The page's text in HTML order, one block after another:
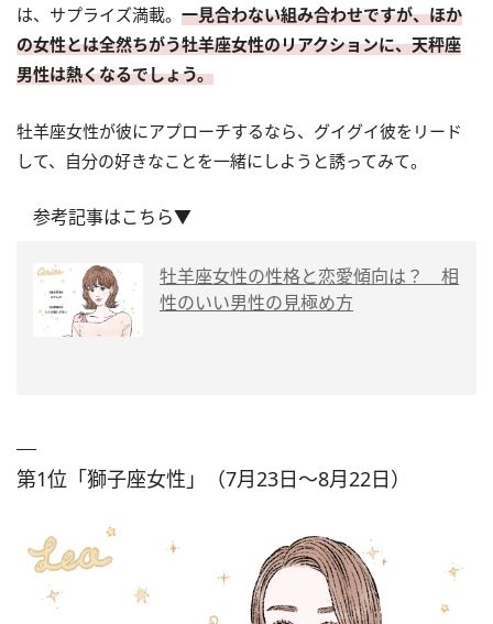
は、サプライズ満載。 一見合わない組み合わせですが、ほか
の女性とは全然ちがう牡羊座女性のリアクションに、天秤座
男性は熱くなるでしょう。
牡羊座女性が彼にアプローチするなら、グイグイ彼をリード
して、自分の好きなことを一緒にしようと誘ってみて。
参考記事はこちら▼
牡羊座女性の性格と恋愛傾向は？ 相
性のいい男性の見極め方
第1位「獅子座女性」（7月23日～8月22日）